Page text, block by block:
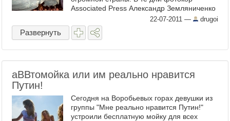
Associated Press Александр Земляниченко
(сейчас он шеф-фотограф ...
22-07-2011 — drugoi
Развернуть
аВВтомойка или им реально нравится
Путин!
Сегодня на Воробьевых горах девушки из
группы "Мне реально нравится Путин!"
устроили бесплатную мойку для всех